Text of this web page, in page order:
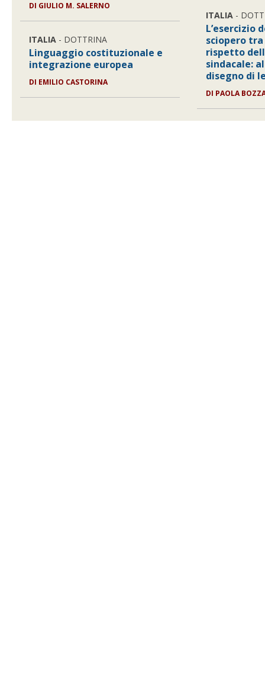
DI GIULIO M. SALERNO
ITALIA - DOTTRINA
Linguaggio costituzionale e
integrazione europea
DI EMILIO CASTORINA
ITALIA -
L’esercizio
sciopero
rispetto
sindacale:
disegno di
DI PAOLA